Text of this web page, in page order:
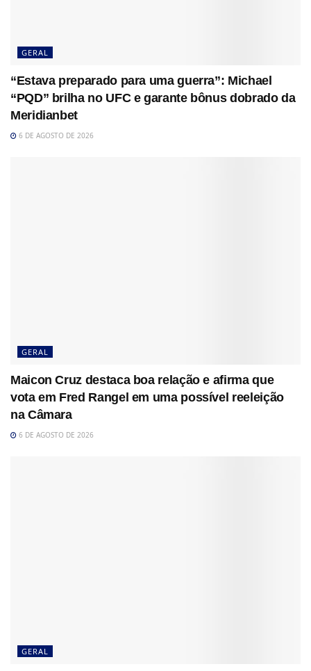
GERAL
“Estava preparado para uma guerra”: Michael
“PQD” brilha no UFC e garante bônus dobrado da
Meridianbet
6 DE AGOSTO DE 2026
GERAL
Maicon Cruz destaca boa relação e afirma que
vota em Fred Rangel em uma possível reeleição
na Câmara
6 DE AGOSTO DE 2026
GERAL